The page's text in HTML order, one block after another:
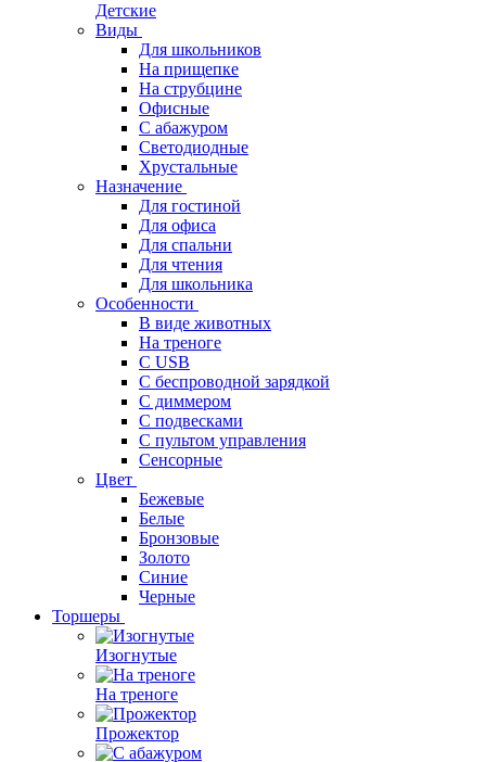
Детские
Виды
Для школьников
На прищепке
На струбцине
Офисные
С абажуром
Светодиодные
Хрустальные
Назначение
Для гостиной
Для офиса
Для спальни
Для чтения
Для школьника
Особенности
В виде животных
На треноге
С USB
С беспроводной зарядкой
С диммером
С подвесками
С пультом управления
Сенсорные
Цвет
Бежевые
Белые
Бронзовые
Золото
Синие
Черные
Торшеры
Изогнутые
На треноге
Прожектор